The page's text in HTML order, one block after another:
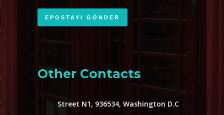
Other Contacts
Street N1, 936534, Washington D.C